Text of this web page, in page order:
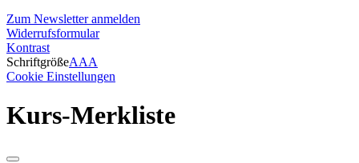
Zum Newsletter anmelden
Widerrufsformular
Kontrast
SchriftgrößeAAA
Cookie Einstellungen
Kurs-Merkliste